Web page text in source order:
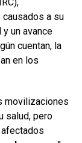
causados a su
un avance
cuentan, la
en los
movilizaciones
salud, pero